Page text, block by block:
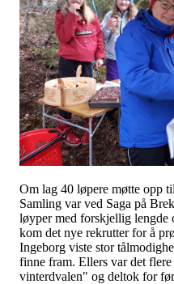
Om lag 40 løpere møtte opp
Samling var ved Saga på
løyper med forskjellig lengde
kom det nye rekrutter for å
Ingeborg viste stor
finne fram. Ellers var det
vinterdvalen" og deltok for